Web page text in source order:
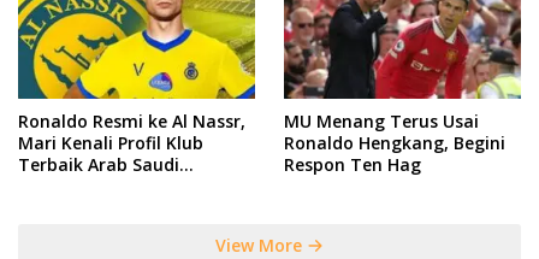
Ronaldo Resmi ke Al Nassr,
Mari Kenali Profil Klub
Terbaik Arab Saudi
MU Menang Terus Usai
Ronaldo Hengkang, Begini
Respon Ten Hag
View More